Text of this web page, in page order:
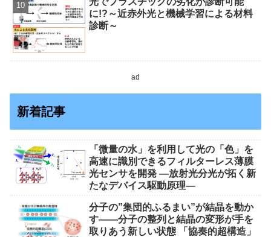
に!?～近赤外光と機械学習による材料
診断～
ad
新着記事
「微量の水」を利用して光の「色」を
高速に識別できるフィルターレス薄膜
光センサを開発 ―放射光分光が拓く新
たなデバイス駆動原理―
分子の”集団的ふるまい”が結晶を動か
す――分子の整列と結晶の変形が手を
取りあう新しい状態 「協奏的超構造」